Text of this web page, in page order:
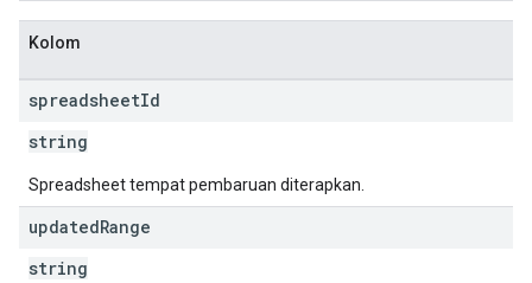
Kolom
spreadsheetId
string
Spreadsheet tempat pembaruan diterapkan.
updatedRange
string